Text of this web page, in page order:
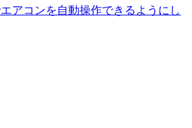
アコンを自動操作できるようにし